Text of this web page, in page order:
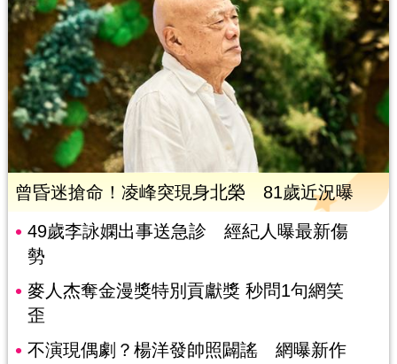
曾昏迷搶命！凌峰突現身北榮 81歲近況曝
49歲李詠嫻出事送急診 經紀人曝最新傷
勢
麥人杰奪金漫獎特別貢獻獎 秒問1句網笑
歪
不演現偶劇？楊洋發帥照闢謠 網曝新作